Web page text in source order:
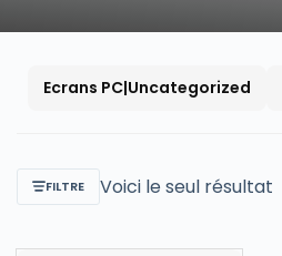
Ecrans PC|Uncategorized
FILTRE Voici le seul résultat